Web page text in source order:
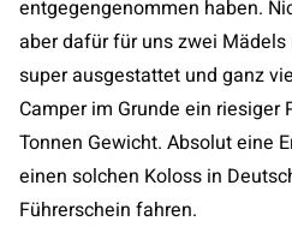
entgegengenommen haben.
aber dafür für uns zwei
super ausgestattet und ganz
Camper im Grunde ein
Tonnen Gewicht. Absolut eine
einen solchen Koloss in
Führerschein fahren.